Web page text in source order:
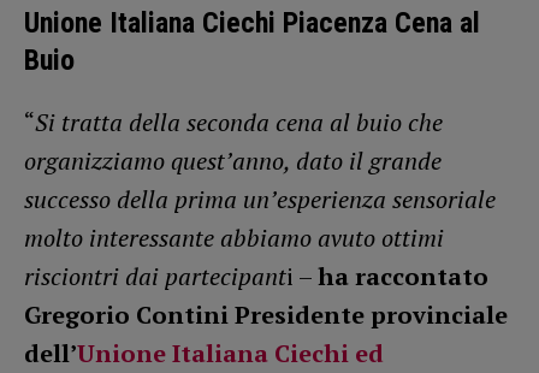
Unione Italiana Ciechi Piacenza Cena al
Buio
“Si tratta della seconda cena al buio che
organizziamo quest’anno, dato il grande
successo della prima un’esperienza sensoriale
molto interessante abbiamo avuto ottimi
risciontri dai partecipanti –ha raccontato
Gregorio Contini Presidente provinciale
dell’Unione Italiana Ciechi ed